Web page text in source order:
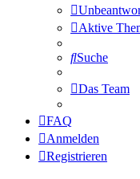
Aktive
Suche
Das Team
FAQ
Anmelden
Registrieren